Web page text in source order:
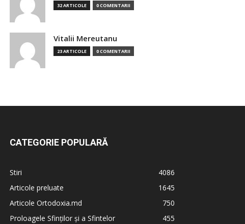
32 ARTICOLE 0 COMENTARII
Vitalii Mereutanu
23 ARTICOLE 0 COMENTARII
CATEGORIE POPULARĂ
Stiri
4086
Articole preluate
1645
Articole Ortodoxia.md
750
Proloagele Sfinților și a Sfintelor
455